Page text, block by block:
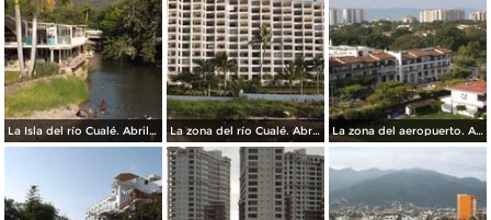
La Isla del río Cualé. Abril/2015 La zona del río Cualé. Abril/2015 La zona del aeropuerto. Abril/2015